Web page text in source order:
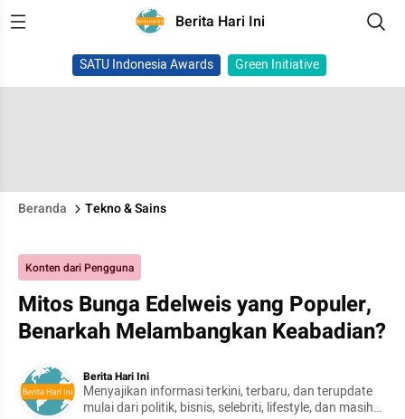
Berita Hari Ini
SATU Indonesia Awards Green Initiative
Beranda Tekno & Sains
Konten dari Pengguna
Mitos Bunga Edelweis yang Populer,
Benarkah Melambangkan Keabadian?
Berita Hari Ini
Menyajikan informasi terkini, terbaru, dan terupdate
mulai dari politik, bisnis, selebriti, lifestyle, dan masih